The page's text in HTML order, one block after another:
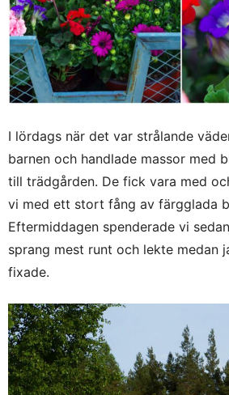
I lördags när det var strålande
barnen och handlade massor med
till trädgården. De fick vara med
vi med ett stort fång av färgglada
Eftermiddagen spenderade vi
sprang mest runt och lekte medan
fixade.